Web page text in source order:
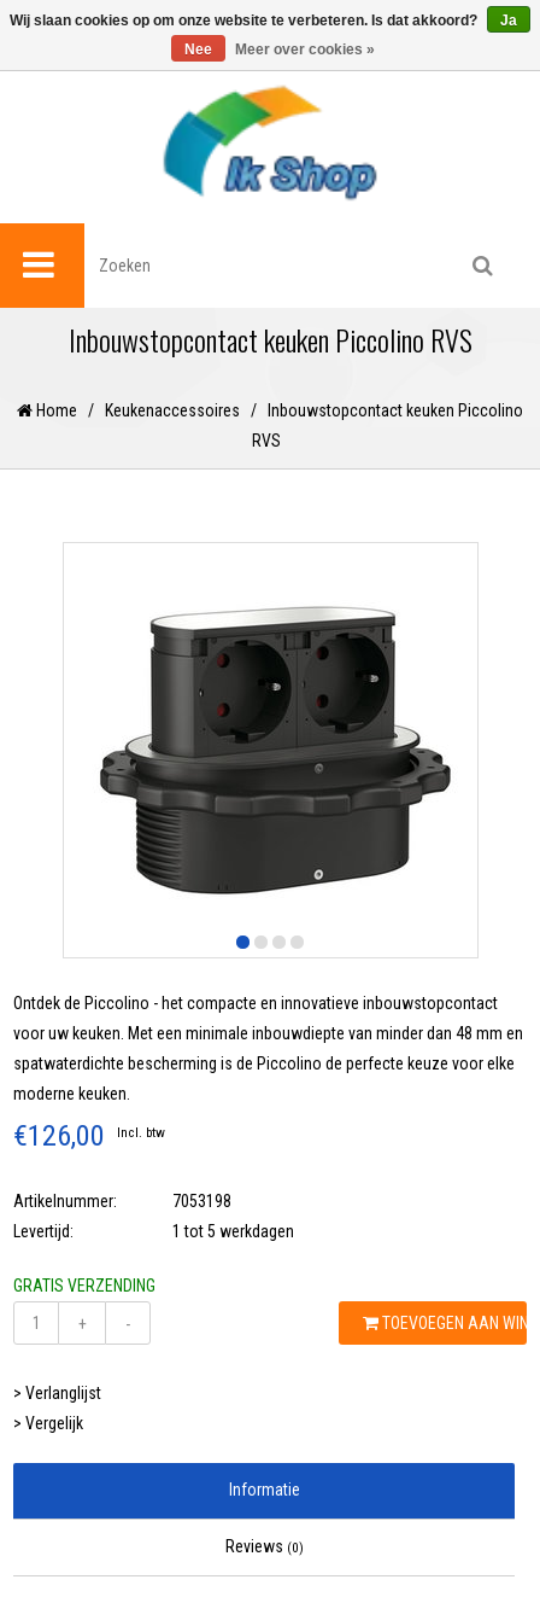
0
Inbouwstopcontact keuken Piccolino RVS
Home / Keukenaccessoires /
Inbouwstopcontact keuken Piccolino
RVS
Ontdek de Piccolino - het compacte en innovatieve inbouwstopcontact
voor uw keuken. Met een minimale inbouwdiepte van minder dan 48 mm en
spatwaterdichte bescherming is de Piccolino de perfecte keuze voor elke
moderne keuken.
€126,00 Incl. btw
Artikelnummer:
7053198
Levertijd:
1 tot 5 werkdagen
GRATIS VERZENDING
+
- TOEVOEGEN AAN
> Verlanglijst
> Vergelijk
Informatie
Reviews (0)
Wij slaan cookies op om onze website te verbeteren. Is dat akkoord?
Ja
Nee
Meer over cookies »